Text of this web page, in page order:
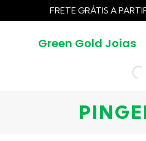
FRETE GRÁTIS A
Green Gold Joias